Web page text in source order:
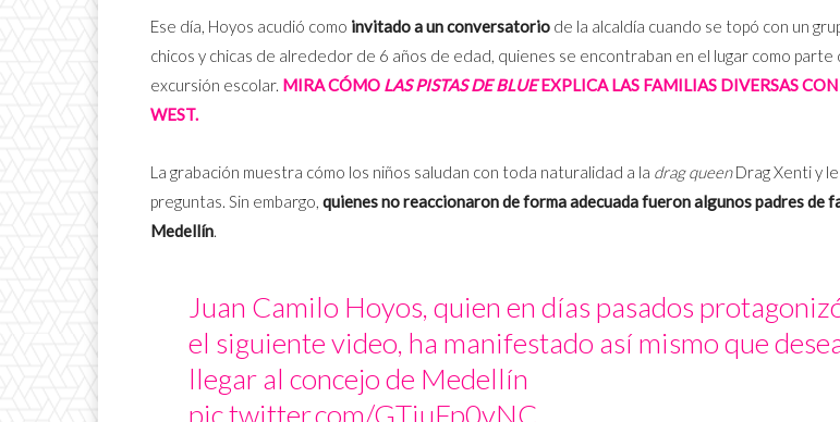
Ese día, Hoyos acudió como invitado a un conversatorio de la alcaldía cuando se topó con un
chicos y chicas de alrededor de 6 años de edad, quienes se encontraban en el lugar como parte
excursión escolar. MIRA CÓMO LAS PISTAS DE BLUEEXPLICA LAS FAMILIAS DIVERSAS
WEST.
La grabación muestra cómo los niños saludan con toda naturalidad a la drag queenDrag Xenti y
preguntas. Sin embargo, quienes no reaccionaron de forma adecuada fueron algunos padres de
Medellín.
Juan Camilo Hoyos, quien en días pasados
el siguiente video, ha manifestado así mismo que
llegar al concejo de Medellín
pic.twitter.com/GTiuFp0vNC